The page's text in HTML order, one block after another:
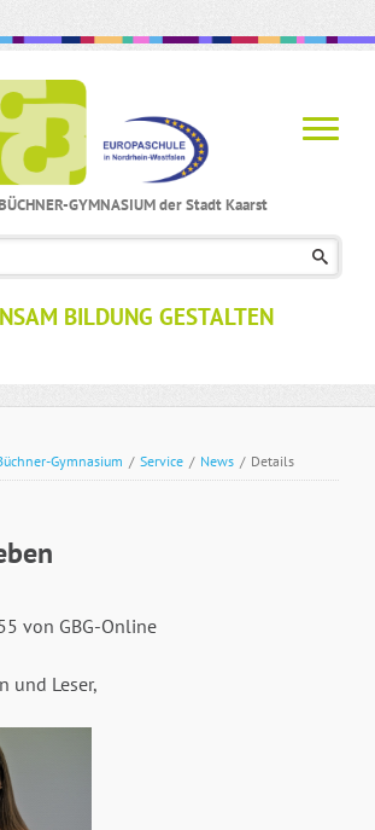
GYMNASIUM der Stadt Kaarst
BILDUNG GESTALTEN
Gymnasium / Service / News / Details
von GBG-Online
und Leser,